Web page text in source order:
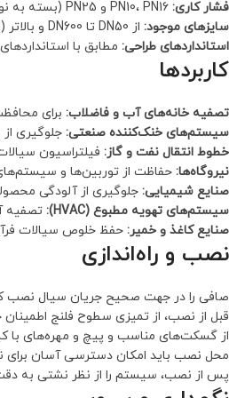
فشار کاری:
سایزهای موجود: از DN50 تا DN600 و بالاتر (بر اساس سفارش).
استانداردهای طراحی: مطابق با
کاربردها
تصفیه خانه‌های آب و فاضلاب: برای
سیستم‌های خنک‌کننده صنعتی: جلوگیری
خطوط انتقال نفت و گاز: فیلتراسیون
نیروگاه‌ها: حفاظت از توربین‌ها و
صنایع شیمیایی: جلوگیری از آلودگی
سیستم‌های تهویه مطبوع (HVAC):
تصفیه
صنایع کاغذ و خمیر: حفظ خلوص سیالات
نصب و راه‌اندازی
صافی را در جهت صحیح جریان سیال نصب
قبل از نصب، از تمیزی سطوح فلنج
از گسکت‌های مناسب و پیچ و مهره‌های با
محل نصب باید امکان دسترسی آسان برای
پس از نصب، سیستم را از نظر نشتی به